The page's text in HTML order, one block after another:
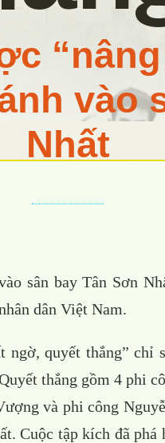
vào
Nhất
sân bay Tân Sơn
dân Việt Nam.
quyết thắng” chỉ
thắng gồm 4 phi
và phi công
Cuộc tập kích đã